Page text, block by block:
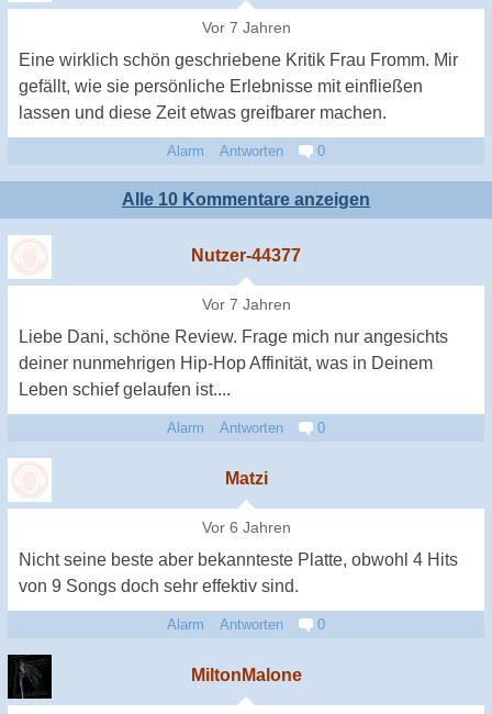
Vor 7 Jahren
Eine wirklich schön geschriebene Kritik Frau Fromm. Mir
gefällt, wie sie persönliche Erlebnisse mit einfließen
lassen und diese Zeit etwas greifbarer machen.
Alarm Antworten 0
Alle 10 Kommentare anzeigen
Nutzer-44377
Vor 7 Jahren
Liebe Dani, schöne Review. Frage mich nur angesichts
deiner nunmehrigen Hip-Hop Affinität, was in Deinem
Leben schief gelaufen ist....
Alarm Antworten 0
Matzi
Vor 6 Jahren
Nicht seine beste aber bekannteste Platte, obwohl 4 Hits
von 9 Songs doch sehr effektiv sind.
Alarm Antworten 0
MiltonMalone